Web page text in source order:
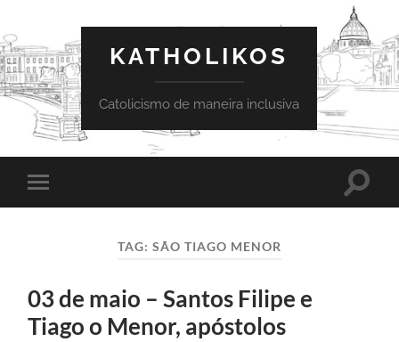
KATHOLIKOS
Catolicismo de maneira inclusiva
Toggle
mobile
Toggle
TAG: SÃO TIAGO MENOR
03 de maio – Santos Filipe e
Tiago o Menor, apóstolos